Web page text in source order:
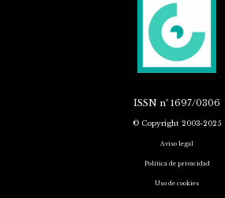
ISSN nº 1697/0306
© Copyright 2003-2025
Aviso legal
Política de privacidad
Uso de cookies